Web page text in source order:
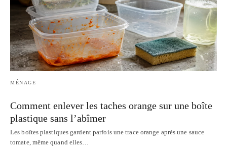
MÉNAGE
Comment enlever les taches orange sur une boîte
plastique sans l’abîmer
Les boîtes plastiques gardent parfois une trace orange après une sauce
tomate, même quand elles…